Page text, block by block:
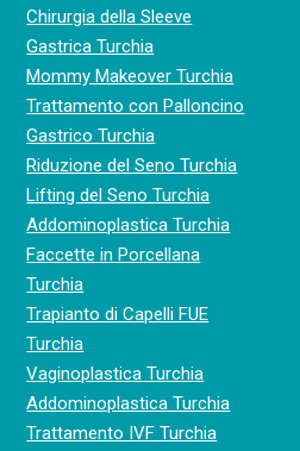
Chirurgia della Sleeve
Gastrica Turchia
Mommy Makeover Turchia
Trattamento con Palloncino
Gastrico Turchia
Riduzione del Seno Turchia
Lifting del Seno Turchia
Addominoplastica Turchia
Faccette in Porcellana
Turchia
Trapianto di Capelli FUE
Turchia
Vaginoplastica Turchia
Addominoplastica Turchia
Trattamento IVF Turchia